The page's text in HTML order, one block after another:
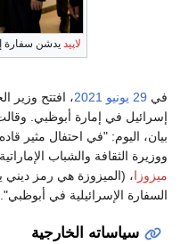
لاپيد يدشن سفارة
في 29 يونيو 2021، افتتح وزير
إسرائيل في إمارة أبوظبي.
بيان، اليوم: "في احتفال مثير قاده
ووزيرة الثقافة والشباب
ميزوزا، (الميزوزة هي رمز
السفارة الإسرائيلية في أبوظبي".
سياساته الخارجية